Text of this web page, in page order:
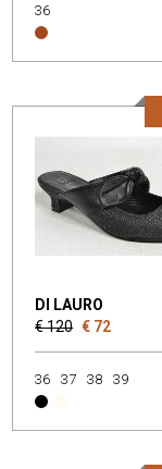
36
DI LAURO
€ 120 € 72
36 37 38 39